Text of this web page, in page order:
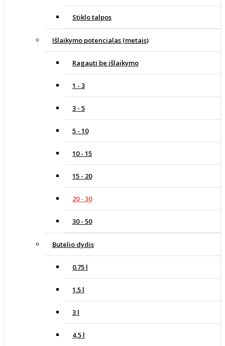
Stiklo talpos
Išlaikymo potencialas (metais)
Ragauti be išlaikymo
1 - 3
3 - 5
5 - 10
10 - 15
15 - 20
20 - 30
30 - 50
Butelio dydis
0.75 l
1.5 l
3 l
4,5 l